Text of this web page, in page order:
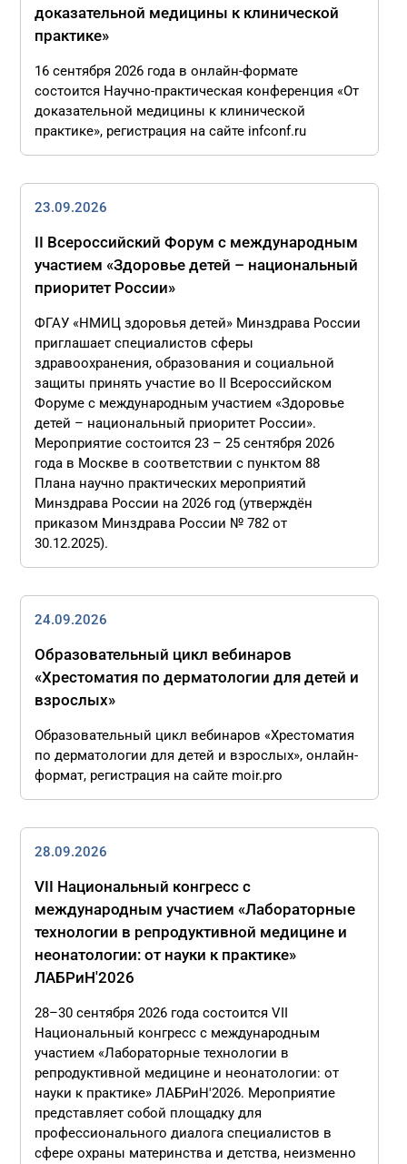
доказательной медицины к клинической
практике»
16 сентября 2026 года в онлайн-формате
состоится Научно-практическая конференция «От
доказательной медицины к клинической
практике», регистрация на сайте infconf.ru
23.09.2026
II Всероссийский Форум с международным
участием «Здоровье детей – национальный
приоритет России»
ФГАУ «НМИЦ здоровья детей» Минздрава России
приглашает специалистов сферы
здравоохранения, образования и социальной
защиты принять участие во II Всероссийском
Форуме с международным участием «Здоровье
детей – национальный приоритет России».
Мероприятие состоится 23 – 25 сентября 2026
года в Москве в соответствии с пунктом 88
Плана научно практических мероприятий
Минздрава России на 2026 год (утверждён
приказом Минздрава России № 782 от
30.12.2025).
24.09.2026
Образовательный цикл вебинаров
«Хрестоматия по дерматологии для детей и
взрослых»
Образовательный цикл вебинаров «Хрестоматия
по дерматологии для детей и взрослых», онлайн-
формат, регистрация на сайте moir.pro
28.09.2026
VII Национальный конгресс с
международным участием «Лабораторные
технологии в репродуктивной медицине и
неонатологии: от науки к практике»
ЛАБРиН'2026
28–30 сентября 2026 года состоится VII
Национальный конгресс с международным
участием «Лабораторные технологии в
репродуктивной медицине и неонатологии: от
науки к практике» ЛАБРиН'2026. Мероприятие
представляет собой площадку для
профессионального диалога специалистов в
сфере охраны материнства и детства, неизменно